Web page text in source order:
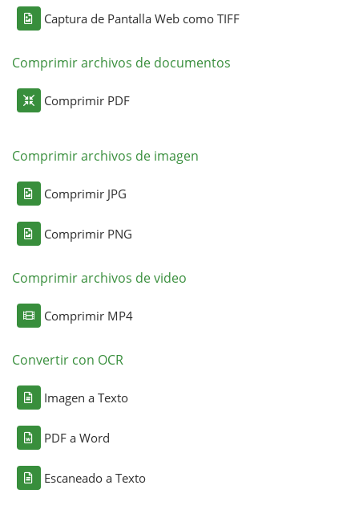
Captura de Pantalla Web como TIFF
Comprimir archivos de documentos
Comprimir PDF
Comprimir archivos de imagen
Comprimir JPG
Comprimir PNG
Comprimir archivos de video
Comprimir MP4
Convertir con OCR
Imagen a Texto
PDF a Word
Escaneado a Texto